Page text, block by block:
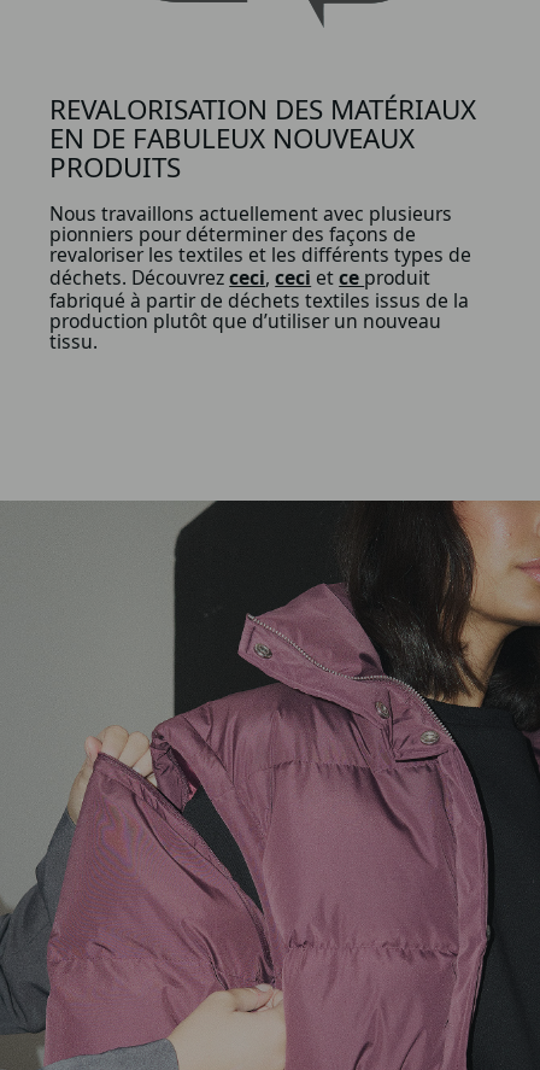
REVALORISATION DES MATÉRIAUX
EN DE FABULEUX NOUVEAUX
PRODUITS
Nous travaillons actuellement avec plusieurs
pionniers pour déterminer des façons de
revaloriser les textiles et les différents types de
déchets. Découvrezceci,ceci etce produit
fabriqué à partir de déchets textiles issus de la
production plutôt que d’utiliser un nouveau
tissu.